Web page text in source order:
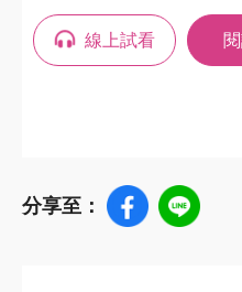
線上試看
分享至：